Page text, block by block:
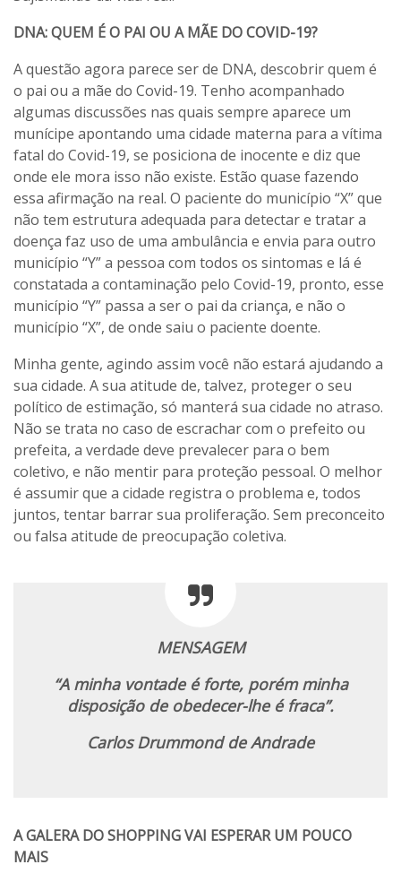
DNA: QUEM É O PAI OU A MÃE DO COVID-19?
A questão agora parece ser de DNA, descobrir quem é
o pai ou a mãe do Covid-19. Tenho acompanhado
algumas discussões nas quais sempre aparece um
munícipe apontando uma cidade materna para a vítima
fatal do Covid-19, se posiciona de inocente e diz que
onde ele mora isso não existe. Estão quase fazendo
essa afirmação na real. O paciente do município “X” que
não tem estrutura adequada para detectar e tratar a
doença faz uso de uma ambulância e envia para outro
município “Y” a pessoa com todos os sintomas e lá é
constatada a contaminação pelo Covid-19, pronto, esse
município “Y” passa a ser o pai da criança, e não o
município “X”, de onde saiu o paciente doente.
Minha gente, agindo assim você não estará ajudando a
sua cidade. A sua atitude de, talvez, proteger o seu
político de estimação, só manterá sua cidade no atraso.
Não se trata no caso de escrachar com o prefeito ou
prefeita, a verdade deve prevalecer para o bem
coletivo, e não mentir para proteção pessoal. O melhor
é assumir que a cidade registra o problema e, todos
juntos, tentar barrar sua proliferação. Sem preconceito
ou falsa atitude de preocupação coletiva.
MENSAGEM
“A minha vontade é forte, porém minha
disposição de obedecer-lhe é fraca”.
Carlos Drummond de Andrade
A GALERA DO SHOPPING VAI ESPERAR UM POUCO
MAIS